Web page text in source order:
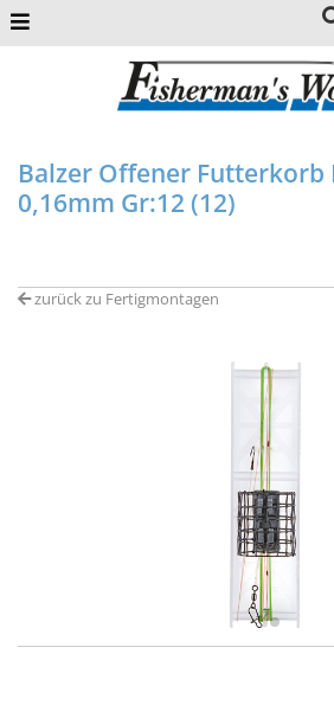
Balzer Offener Futterkorb
0,16mm Gr:12 (12)
zurück zu Fertigmontagen